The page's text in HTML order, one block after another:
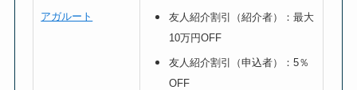
アガルート
友人紹介割引（紹介者）：最大
10万円OFF
友人紹介割引（申込者）：5％
OFF